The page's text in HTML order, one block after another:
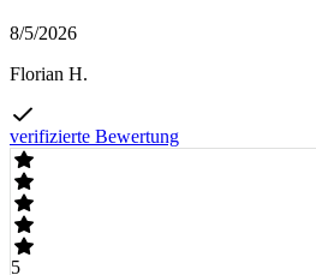
8/5/2026
Florian H.
verifizierte Bewertung
5